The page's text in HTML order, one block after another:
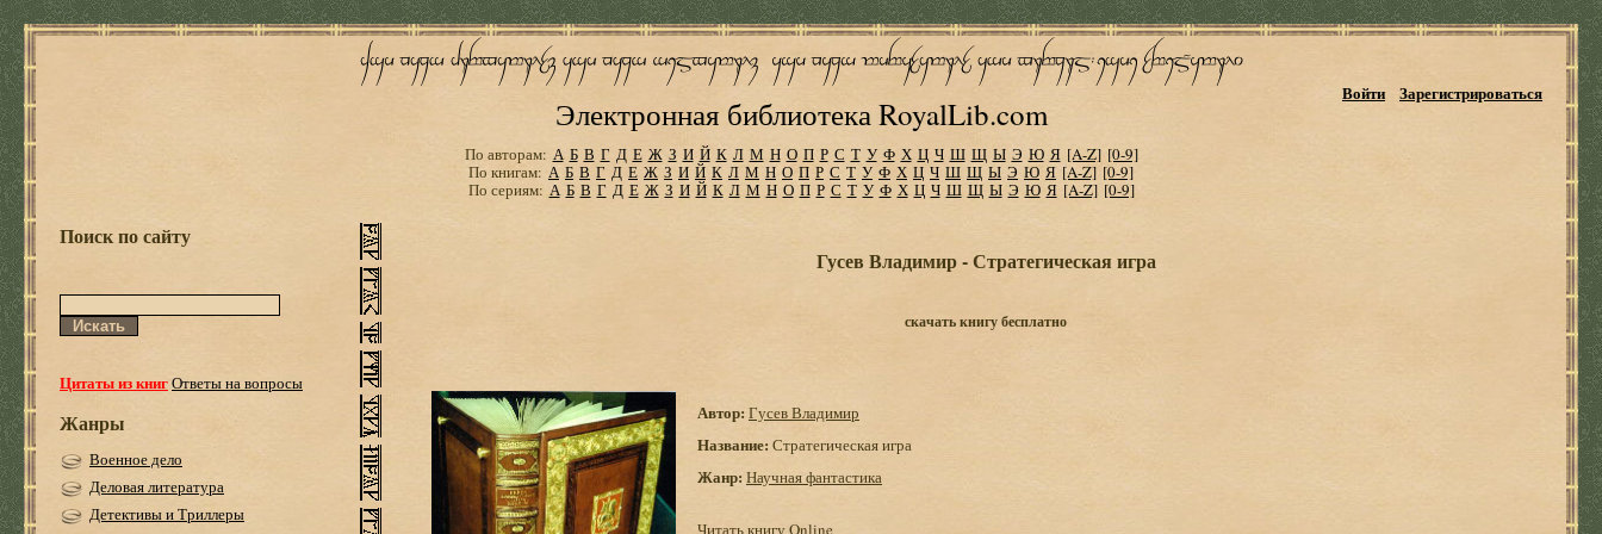
Электронная библиотека RoyalLib.com
Войти Зарегистрироваться
По авторам: А Б В Г Д Е Ж З И Й К Л М Н О П Р С Т У Ф Х Ц Ч Ш Щ Ы Э Ю Я [A-Z] [0-9]
По книгам: А Б В Г Д Е Ж З И Й К Л М Н О П Р С Т У Ф Х Ц Ч Ш Щ Ы Э Ю Я [A-Z] [0-9]
По сериям: А Б В Г Д Е Ж З И Й К Л М Н О П Р С Т У Ф Х Ц Ч Ш Щ Ы Э Ю Я [A-Z] [0-9]
Поиск по сайту
Цитаты из книгОтветы на вопросы
Жанры
Военное дело
Деловая литература
Детективы и Триллеры
Гусев Владимир - Стратегическая игра
скачать книгу бесплатно
Автор: Гусев Владимир
Название: Стратегическая игра
Жанр: Научная фантастика
Читать книгу Online